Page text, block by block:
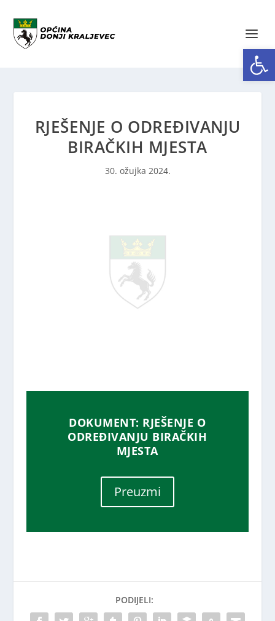
Open toolbar
RJEŠENJE O ODREĐIVANJU
BIRAČKIH MJESTA
30. ožujka 2024.
DOKUMENT: RJEŠENJE O
ODREĐIVANJU BIRAČKIH
MJESTA
Preuzmi
PODIJELI: